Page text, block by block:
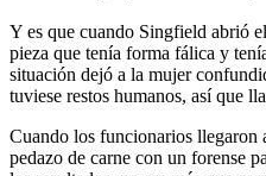
Y es que cuando Singfield abrió
pieza que tenía forma fálica y
situación dejó a la mujer
tuviese restos humanos, así que
Cuando los funcionarios llegaron
pedazo de carne con un forense